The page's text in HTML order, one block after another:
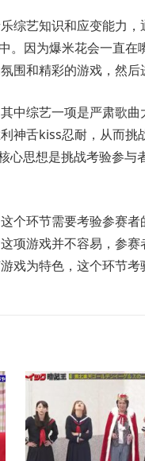
综艺知识和应变能力
。因为爆米花会一直
围和精彩的游戏，然后
中综艺一项是严肃歌
神舌kiss忍耐，从而
心思想是挑战考验参
个环节需要考验参赛
项游戏并不容易，参
戏为特色，这个环节